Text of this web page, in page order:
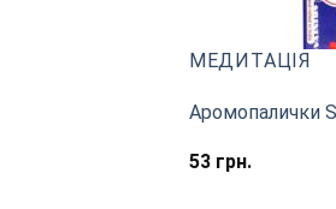
МЕДИТАЦІЯ
Аромопалички
53грн.